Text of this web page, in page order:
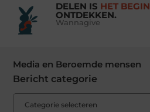
DELEN IS HET BEGIN
ONTDEKKEN.
Wannagive
Media en Beroemde mensen
Bericht categorie